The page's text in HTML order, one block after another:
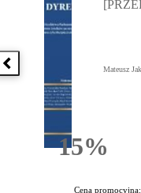
Poprzednia książka
15%
Mateusz
Cena